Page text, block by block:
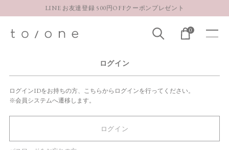
LINE お友達登録 500円OFFクーポンプレゼント
お得な定期購入コースはこちら
0
ログイン
ログインIDをお持ちの方、こちらからログインを行ってください。
※会員システムへ遷移します。
ログイン